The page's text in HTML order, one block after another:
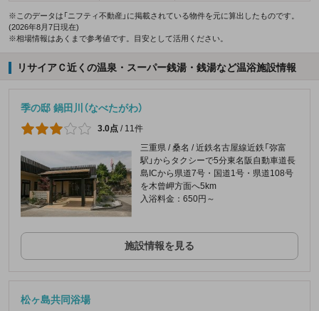
※このデータは「ニフティ不動産」に掲載されている物件を元に算出したものです。
(2026年8月7日現在)
※相場情報はあくまで参考値です。目安として活用ください。
リサイアＣ近くの温泉・スーパー銭湯・銭湯など温浴施設情報
季の邸 鍋田川（なべたがわ）
3.0点 / 11件
三重県 / 桑名 / 近鉄名古屋線近鉄「弥富
駅」からタクシーで5分東名阪自動車道長
島ICから県道7号・国道1号・県道108号
を木曾岬方面へ5km
入浴料金：650円～
施設情報を見る
松ヶ島共同浴場